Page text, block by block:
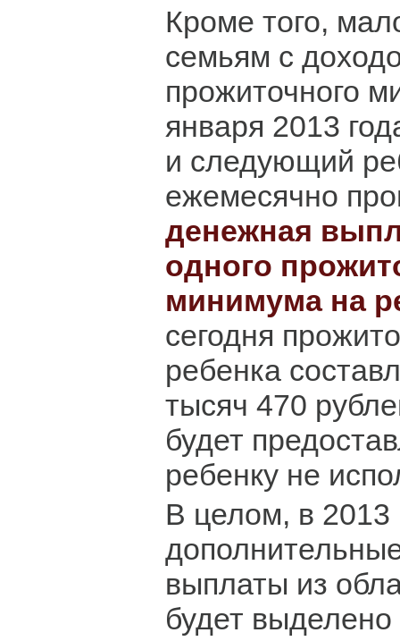
Кроме того,
семьям с
прожиточного
января 2013
и следующий
ежемесячно
денежная
одного
минимума на
сегодня
ребенка
тысяч 470
будет
ребенку не
В целом, в 2013
выплаты из
будет